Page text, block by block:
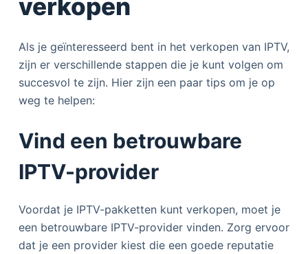
verkopen
Als je geïnteresseerd bent in het verkopen van IPTV,
zijn er verschillende stappen die je kunt volgen om
succesvol te zijn. Hier zijn een paar tips om je op
weg te helpen:
Vind een betrouwbare
IPTV-provider
Voordat je IPTV-pakketten kunt verkopen, moet je
een betrouwbare IPTV-provider vinden. Zorg ervoor
dat je een provider kiest die een goede reputatie